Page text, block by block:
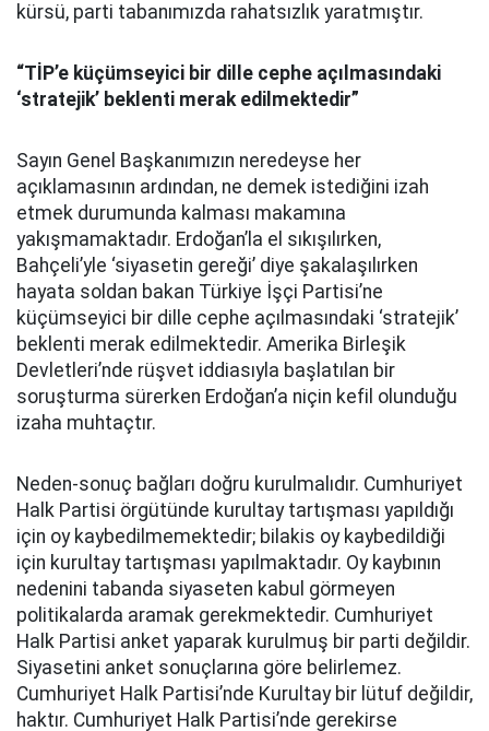
kürsü, parti tabanımızda rahatsızlık yaratmıştır.
“T İP’e küçümseyici bir dille cephe açılmasındaki
‘stratejik’ beklenti merak edilmektedir”
Sayın Genel Başkanımızın neredeyse her
açıklamasının ardından, ne demek istediğini izah
etmek durumunda kalması makamına
yakışmamaktadır. Erdoğan’la el sıkışılırken,
Bahçeli’yle ‘siyasetin gereği’ diye şakalaşılırken
hayata soldan bakan Türkiye İşçi Partisi’ne
küçümseyici bir dille cephe açılmasındaki ‘stratejik’
beklenti merak edilmektedir. Amerika Birleşik
Devletleri’nde rüşvet iddiasıyla başlatılan bir
soruşturma sürerken Erdoğan’a niçin kefil olunduğu
izaha muhtaçtır.
Neden-sonuç bağları doğru kurulmalıdır. Cumhuriyet
Halk Partisi örgütünde kurultay tartışması yapıldığı
için oy kaybedilmemektedir; bilakis oy kaybedildiği
için kurultay tartışması yapılmaktadır. Oy kaybının
nedenini tabanda siyaseten kabul görmeyen
politikalarda aramak gerekmektedir. Cumhuriyet
Halk Partisi anket yaparak kurulmuş bir parti değildir.
Siyasetini anket sonuçlarına göre belirlemez.
Cumhuriyet Halk Partisi’nde Kurultay bir lütuf değildir,
haktır. Cumhuriyet Halk Partisi’nde gerekirse